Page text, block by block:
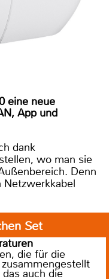
eine neue
App und
dank
wo man sie
Denn
Set
die für die
auch die